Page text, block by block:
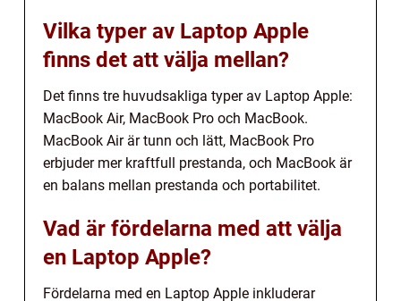
Vilka typer av Laptop Apple
finns det att välja mellan?
Det finns tre huvudsakliga typer av Laptop Apple:
MacBook Air, MacBook Pro och MacBook.
MacBook Air är tunn och lätt, MacBook Pro
erbjuder mer kraftfull prestanda, och MacBook är
en balans mellan prestanda och portabilitet.
Vad är fördelarna med att välja
en Laptop Apple?
Fördelarna med en Laptop Apple inkluderar